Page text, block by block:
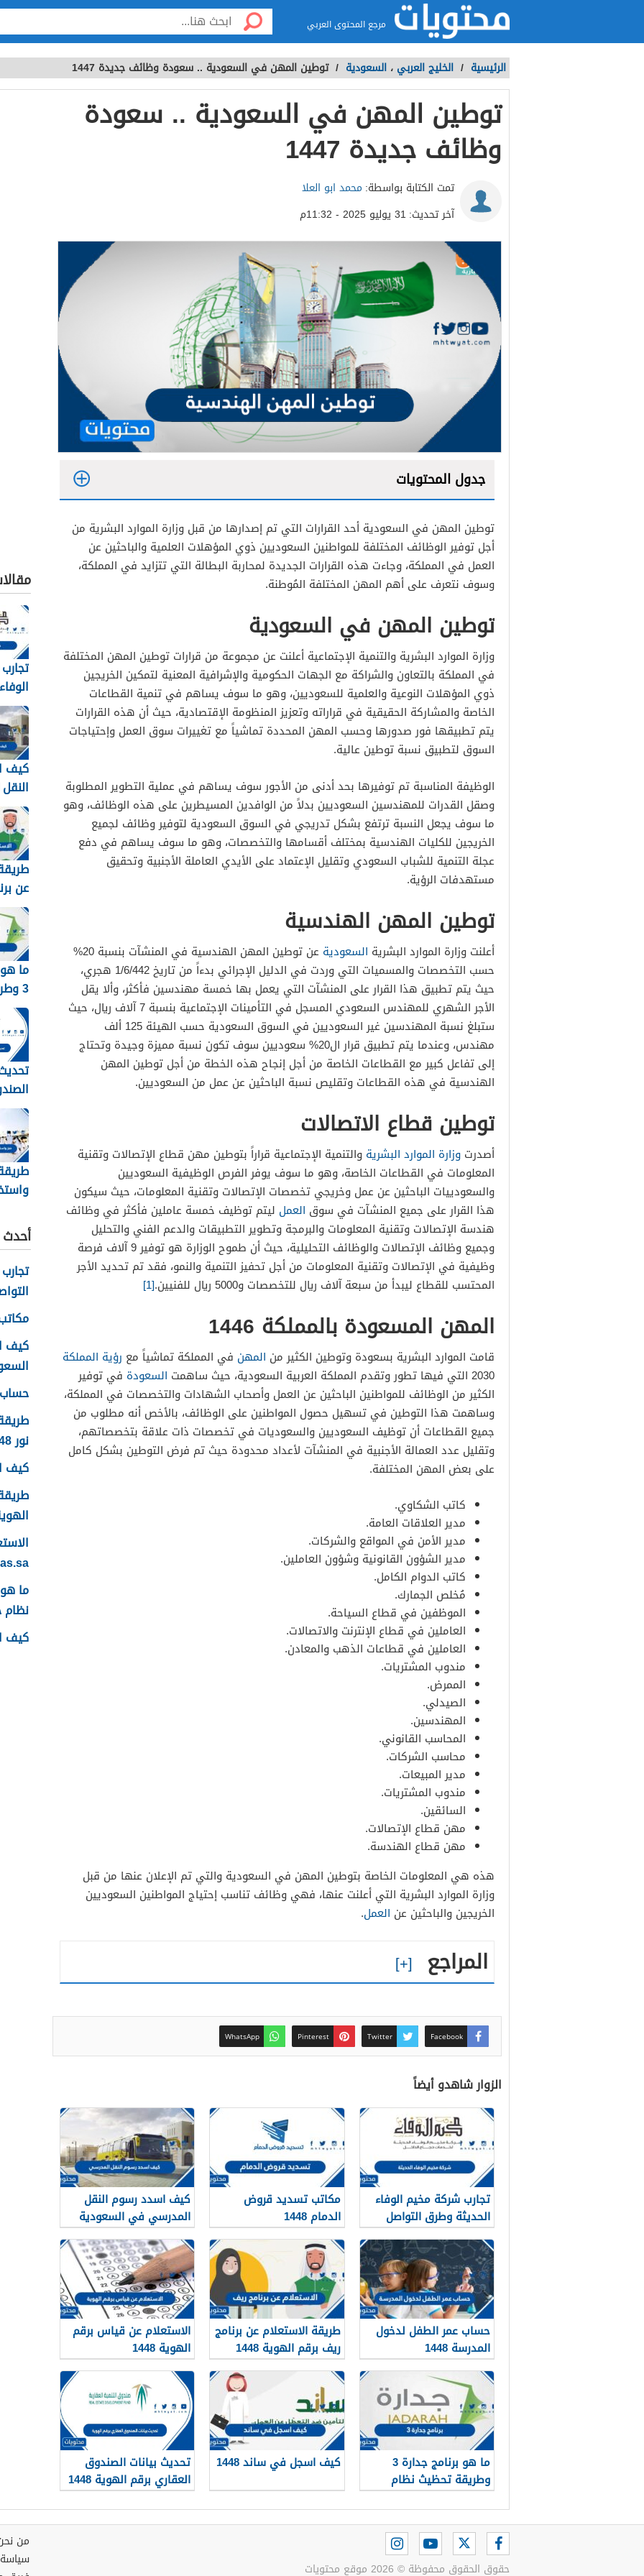
مرجع المحتوى العربي
الرئيسية / الخليج العربي ، السعودية / توطين المهن في السعودية .. سعودة وظائف جديدة 1447
توطين المهن في السعودية .. سعودة
وظائف جديدة 1447
تمت الكتابة بواسطة: محمد ابو العلا
آخر تحديث: 31 يوليو 2025 - 11:32م
جدول المحتويات
توطين المهن في السعودية أحد القرارات التي تم إصدارها من قبل وزارة الموارد البشرية من
أجل توفير الوظائف المختلفة للمواطنين السعوديين ذوي المؤهلات العلمية والباحثين عن
العمل في المملكة، وجاءت هذه القرارات الجديدة لمحاربة البطالة التي تتزايد في المملكة،
وسوف نتعرف على أهم المهن المختلفة المُوطنة.
توطين المهن في السعودية
وزارة الموارد البشرية والتنمية الإجتماعية أعلنت عن مجموعة من قرارات توطين المهن المختلفة
في المملكة بالتعاون والشراكة مع الجهات الحكومية والإشرافية المعنية لتمكين الخريجين
ذوي المؤهلات النوعية والعلمية للسعوديين، وهو ما سوف يساهم في تنمية القطاعات
الخاصة والمشاركة الحقيقية في قراراته وتعزيز المنظومة الإقتصادية، حيث أن هذه القرارات
يتم تطبيقها فور صدورها وحسب المهن المحددة تماشياً مع تغييرات سوق العمل وإحتياجات
السوق لتطبيق نسبة توطين عالية.
الوظيفة المناسبة تم توفيرها بحد أدنى من الأجور سوف يساهم في عملية التطوير المطلوبة
وصقل القدرات للمهندسين السعوديين بدلاً من الوافدين المسيطرين على هذه الوظائف، وهو
ما سوف يجعل النسبة ترتفع بشكل تدريجي في السوق السعودية لتوفير وظائف لجميع
الخريجين للكليات الهندسية بمختلف أقسامها والتخصصات، وهو ما سوف يساهم في دفع
عجلة التنمية للشباب السعودي وتقليل الإعتماد على الأيدي العاملة الأجنبية وتحقيق
مستهدفات الرؤية.
توطين المهن الهندسية
أعلنت وزارة الموارد البشرية السعودية
عن توطين المهن الهندسية في المنشآت بنسبة 20%
حسب التخصصات والمسميات التي وردت في الدليل الإجرائي بدءاً من تاريخ 1/6/442 هجري،
حيث يتم تطبيق هذا القرار على المنشآت التي يعمل بها خمسة مهندسين فأكثر، وألا يقل
الأجر الشهري للمهندس السعودي المسجل في التأمينات الإجتماعية بنسبة 7 آلاف ريال، حيث
ستبلغ نسبة المهندسين غير السعوديين في السوق السعودية حسب الهيئة 125 ألف
مهندس، وعندما يتم تطبيق قرار ال20% سعوديين سوف تكون نسبة مميزة وجيدة وتحتاج
إلى تفاعل كبير مع القطاعات الخاصة من أجل إنجاح هذه الخطة من أجل توطين المهن
الهندسية في هذه القطاعات وتقليص نسبة الباحثين عن عمل من السعوديين.
توطين قطاع الاتصالات
أصدرت وزارة الموارد البشرية والتنمية الإجتماعية قراراً بتوطين مهن قطاع الإتصالات وتقنية
المعلومات في القطاعات الخاصة، وهو ما سوف يوفر الفرص الوظيفية السعوديين
والسعودييات الباحثين عن عمل وخريجي تخصصات الإتصالات وتقنية المعلومات، حيث سيكون
هذا القرار على جميع المنشآت في سوق العمل ليتم توظيف خمسة عاملين فأكثر في وظائف
هندسة الإتصالات وتقنية المعلومات والبرمجة وتطوير التطبيقات والدعم الفني والتحليل
وجميع وظائف الإتصالات والوظائف التحليلية، حيث أن طموح الوزارة هو توفير 9 آلاف فرصة
وظيفية في الإتصالات وتقنية المعلومات من أجل تحفيز التنمية والنمو، فقد تم تحديد الأجر
المحتسب للقطاع ليبدأ من سبعة آلاف ريال للتخصصات و5000 ريال للفنيين.
[1]
المهن المسعودة بالمملكة 1446
قامت الموارد البشرية بسعودة وتوطين الكثير من المهن في المملكة تماشياً مع رؤية المملكة
2030 التي فيها تطور وتقدم المملكة العربية السعودية، حيث ساهمت
السعودة في توفير
الكثير من الوظائف للمواطنين الباحثين عن العمل وأصحاب الشهادات والتخصصات في المملكة،
وساهمت هذا التوطين في تسهيل حصول المواطنين على الوظائف، بالأخص أنه مطلوب من
جميع القطاعات أن توظيف السعوديين والسعوديات في تخصصات ذات علاقة بتخصصاتهم،
وتقليل عدد العمالة الأجنبية في المنشآت لأعداد محدودة حيث تم فرض التوطين بشكل كامل
على بعض المهن المختلفة.
كاتب الشكاوي.
مدير العلاقات العامة.
مدير الأمن في المواقع والشركات.
مدير الشؤون القانونية وشؤون العاملين.
كاتب الدوام الكامل.
مُخلص الجمارك.
الموظفين في قطاع السياحة.
العاملين في قطاع الإنترنت والاتصالات.
العاملين في قطاعات الذهب والمعادن.
مندوب المشتريات.
الممرض.
الصيدلي.
المهندسين.
المحاسب القانوني.
محاسب الشركات.
مدير المبيعات.
مندوب المشتريات.
السائقين.
مهن قطاع الإتصالات.
مهن قطاع الهندسة.
هذه هي المعلومات الخاصة بتوطين المهن في السعودية والتي تم الإعلان عنها من قبل
وزارة الموارد البشرية التي أعلنت عنها، فهي وظائف تناسب إحتياج المواطنين السعوديين
الخريجين والباحثين عن العمل.
المراجع
Facebook
Twitter
Pinterest
WhatsApp
الزوار شاهدو أيضاً
تجارب شركة مخيم الوفاء
الحديثة وطرق التواصل
معهم 1448
مكاتب تسديد قروض
الدمام 1448
كيف اسدد رسوم النقل
المدرسي في السعودية
1448
حساب عمر الطفل لدخول
المدرسة 1448
طريقة الاستعلام عن برنامج
ريف برقم الهوية 1448
الاستعلام عن قياس برقم
الهوية 1448
services.qiyas.sa
ما هو برنامج جدارة 3
وطريقة تحظيث نظام
جداره 1448
كيف اسجل في ساند 1448
تحديث بيانات الصندوق
العقاري برقم الهوية 1448
الرابط والخطوات
وطرق
معهم
كيف
في
1448
عن
برقم
ما
3
نظام
أحدث
كيف
حساب
نور 1448
كيف
الهوية
نظام
كيف
حقوق الحقوق محفوظة © 2026 موقع محتويات
من